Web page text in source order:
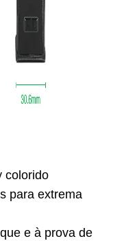
colorido
para extrema
e à prova de